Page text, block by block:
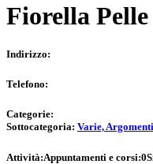
Fiorella Pelle
Indirizzo:
Telefono:
Categorie:
Sottocategoria: Varie,
Attività:Appuntamenti e corsi:0